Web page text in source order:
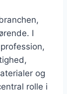
I
og
rolle i